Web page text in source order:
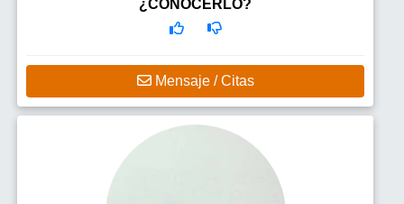
¿CONOCERLO?
Mensaje / Citas